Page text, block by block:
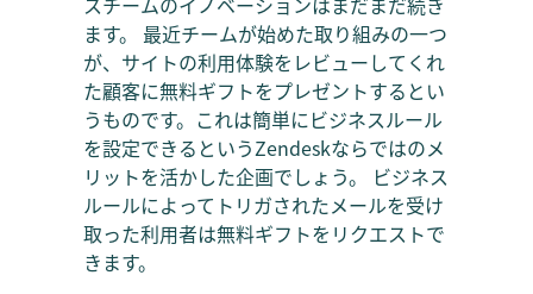
ます。 最近チームが始めた取り組みの一つ
が、サイトの利用体験をレビューしてくれ
た顧客に無料ギフトをプレゼントするとい
うものです。これは簡単にビジネスルール
を設定できるというZendeskならではのメ
リットを活かした企画でしょう。 ビジネス
ルールによってトリガされたメールを受け
取った利用者は無料ギフトをリクエストで
きます。